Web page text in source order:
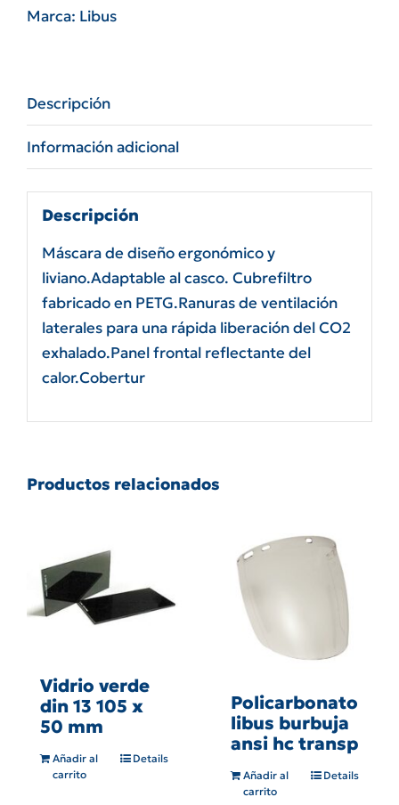
Libus
Marca: Libus
Descripción
Información adicional
Descripción
Máscara de diseño ergonómico y
liviano.Adaptable al casco. Cubrefiltro
fabricado en PETG.Ranuras de ventilación
laterales para una rápida liberación del CO2
exhalado.Panel frontal reflectante del
calor.Cobertur
Productos relacionados
Vidrio verde
din 13 105 x
50 mm
Añadir al
carrito
Details
Policarbonato
libus burbuja
ansi hc transp
Añadir al
carrito
Details